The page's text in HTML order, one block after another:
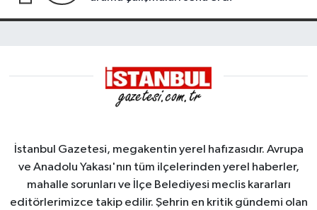
İstanbul Gazetesi, megakentin yerel hafızasıdır. Avrupa
ve Anadolu Yakası'nın tüm ilçelerinden yerel haberler,
mahalle sorunları ve İlçe Belediyesi meclis kararları
editörlerimizce takip edilir. Şehrin en kritik gündemi olan